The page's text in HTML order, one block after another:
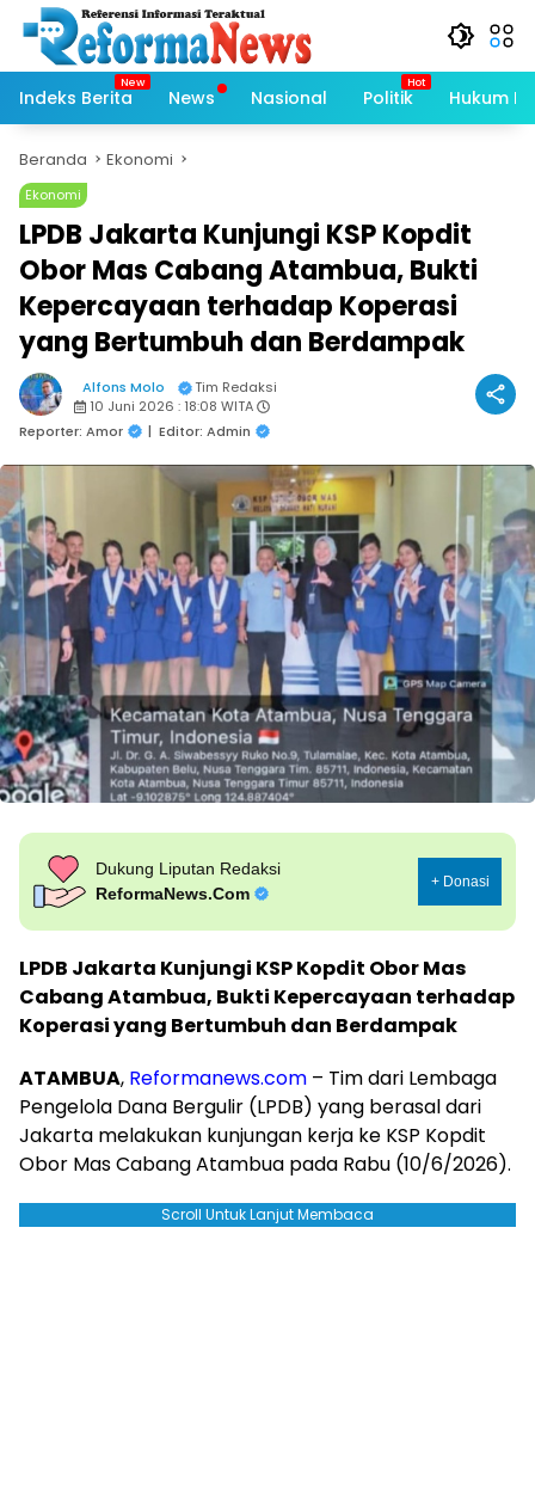
Langsung
konten
Indeks Berita
News Nasional Politik Hukum
Beranda Ekonomi
Ekonomi
LPDB Jakarta Kunjungi KSP Kopdit
Obor Mas Cabang Atambua, Bukti
Kepercayaan terhadap Koperasi
yang Bertumbuh dan Berdampak
Alfons Molo
Tim Redaksi
10 Juni 2026 : 18:08 WITA
Reporter: Amor
| Editor: Admin
Dukung Liputan Redaksi
ReformaNews.Com
+ Donasi
LPDB Jakarta Kunjungi KSP Kopdit Obor Mas
Cabang Atambua, Bukti Kepercayaan terhadap
Koperasi yang Bertumbuh dan Berdampak
ATAMBUA, Reformanews.com – Tim dari Lembaga
Pengelola Dana Bergulir (LPDB) yang berasal dari
Jakarta melakukan kunjungan kerja ke KSP Kopdit
Obor Mas Cabang Atambua pada Rabu (10/6/2026).
Scroll Untuk Lanjut Membaca